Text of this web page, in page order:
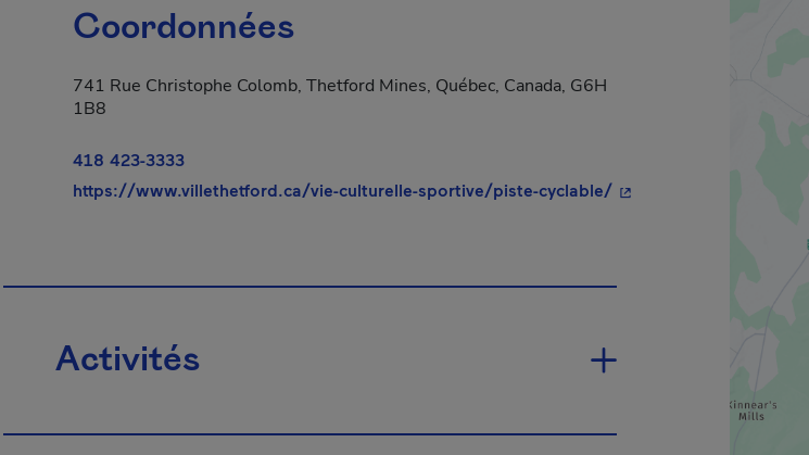
Coordonnées
741 Rue Christophe Colomb, Thetford Mines, Québec, Canada, G6H
1B8
418 423-3333
https://www.villethetford.ca/vie-culturelle-sportive/piste-cyclable/- Cet hyperlien
Activités